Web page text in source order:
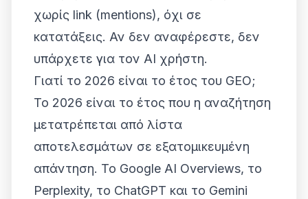
χωρίς link (mentions), όχι σε
κατατάξεις. Αν δεν αναφέρεστε, δεν
υπάρχετε για τον AI χρήστη.
Γιατί το 2026 είναι το έτος του GEO;
Το 2026 είναι το έτος που η αναζήτηση
μετατρέπεται από λίστα
αποτελεσμάτων σε εξατομικευμένη
απάντηση. Το Google AI Overviews, το
Perplexity, το ChatGPT και το Gemini